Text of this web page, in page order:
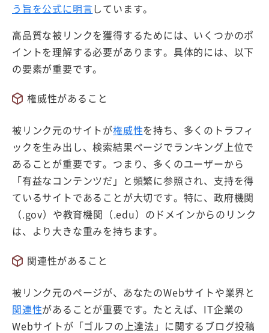
う旨を公式に明言しています。
高品質な被リンクを獲得するためには、いくつかのポ
イントを理解する必要があります。具体的には、以下
の要素が重要です。
権威性があること
被リンク元のサイトが権威性を持ち、多くのトラフィ
ックを生み出し、検索結果ページでランキング上位で
あることが重要です。つまり、多くのユーザーから
「有益なコンテンツだ」と頻繁に参照され、支持を得
ているサイトであることが大切です。特に、政府機関
（.gov）や教育機関（.edu）のドメインからのリンク
は、より大きな重みを持ちます。
関連性があること
被リンク元のページが、あなたのWebサイトや業界と
関連性があることが重要です。たとえば、IT企業の
Webサイトが「ゴルフの上達法」に関するブログ投稿